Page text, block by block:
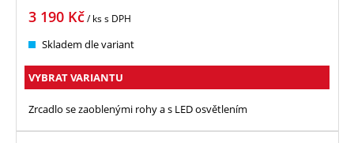
3 190 Kč/ kss DPH
Skladem dle variant
VYBRAT VARIANTU
Zrcadlo se zaoblenými rohy a s LED osvětlením